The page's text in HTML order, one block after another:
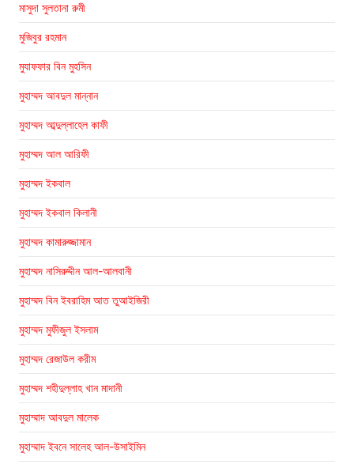
মাসুদা সুলতানা রুমী
মুজিবুর রহমান
মুযাফফার বিন মুহসিন
মুহাম্মদ আবদুল মান্নান
মুহাম্মদ আব্দুল্লাহেল কাফী
মুহাম্মদ আল আরিফী
মুহাম্মদ ইকবাল
মুহাম্মদ ইকবাল কিলানী
মুহাম্মদ কামারুজ্জামান
মুহাম্মদ নাসিরুদ্দীন আল-আলবানী
মুহাম্মদ বিন ইবরাহিম আত তুআইজিরী
মুহাম্মদ মুফীজুল ইসলাম
মুহাম্মদ রেজাউল করীম
মুহাম্মদ শহীদুল্লাহ খান মাদানী
মুহাম্মাদ আবদুল মালেক
মুহাম্মাদ ইবনে সালেহ আল-উসাইমিন